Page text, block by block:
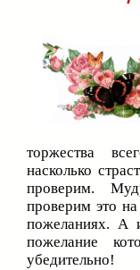
торжества
насколько
проверим.
проверим это
пожеланиях. А
пожелание
убедительно!